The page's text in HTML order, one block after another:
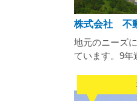
株式会社 不
地元のニーズ
ています。9年